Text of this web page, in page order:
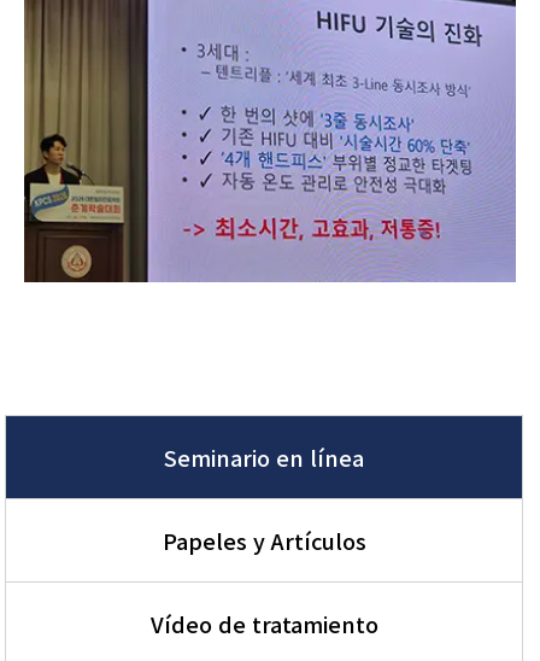
Seminario en línea
Papeles y Artículos
Vídeo de tratamiento